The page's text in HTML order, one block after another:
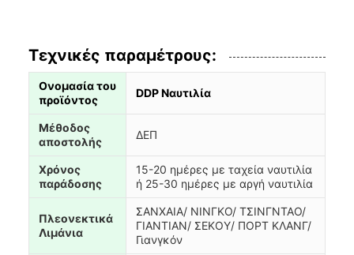
Τεχνικές παραμέτρους:
Ονομασία του
προϊόντος
DDP Ναυτιλία
Μέθοδος
αποστολής
ΔΕΠ
Χρόνος
παράδοσης
15-20 ημέρες με ταχεία ναυτιλία
ή 25-30 ημέρες με αργή ναυτιλία
Πλεονεκτικά
Λιμάνια
ΣΑΝΧΑΙΑ/ ΝΙΝΓΚΟ/ ΤΣΙΝΓΝΤΑΟ/
ΓΙΑΝΤΙΑΝ/ ΣΕΚΟΥ/ ΠΟΡΤ ΚΛΑΝΓ/
Γιανγκόν